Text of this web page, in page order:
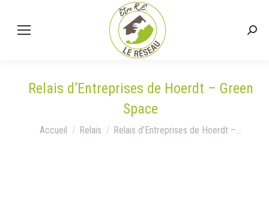
Relais d’Entreprises de Hoerdt – Green
Space
Vous êtes ici :
Accueil Relais Relais d’Entreprises de Hoerdt –…